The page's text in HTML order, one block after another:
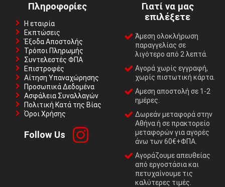
Πληροφορίες
Η εταιρία
Εκπτώσεις
Έξοδα Αποστολής
Τρόποι Πληρωμής
Συντελεστές ΦΠΑ
Επιστροφές
Αίτηση Υπαναχώρησης
Προσωπικά Δεδομένα
Ασφάλεια Συναλλαγών
Πολιτική Κατά της Βίας
Όροι Χρήσης
Follow Us
Γιατί να μας
επιλέξετε
Άμεση ολοκλήρωση
παραγγελίας σε
λιγότερο από 2 λεπτά.
Αγορά χωρίς εγγραφή,
χωρίς πιστωτική κάρτα.
Αμεση αποστολή σε 1-2
ημέρες.
Δωρεάν μεταφορά στην
Αθήνα ή σε πρακτορείο
μεταφορών για αγορές
άνω των 60€+ΦΠΑ.
Αγοράζουμε απευθείας
από εργοστάσια και
πετυχαίνουμε τις
καλύτερες τιμές.